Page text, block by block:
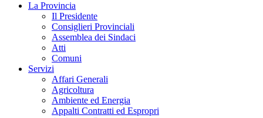
La Provincia
Il Presidente
Consiglieri Provinciali
Assemblea dei Sindaci
Atti
Comuni
Servizi
Affari Generali
Agricoltura
Ambiente ed Energia
Appalti Contratti ed Espropri